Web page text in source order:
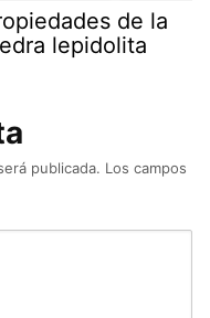
de la
lepidolita
publicada. Los campos